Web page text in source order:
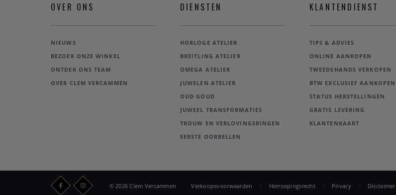
OVER ONS
NIEUWS
BEZOEK ONZE WINKEL
ONTDEK ONS TEAM
OVER CLEM VERCAMMEN
DIENSTEN
HORLOGE ATELIER
BREITLING ATELIER
OMEGA ATELIER
JUWELEN ATELIER
OUD GOUD
JUWEEL TRANSFORMATIES
TROUW EN VERLOVINGSRINGEN
EERSTE OORBELLEN
KLANTENDIENST
TIPS & ADVIES
ONLINE AANKOPEN
TWEEDEHANDS VERKOPEN
BTW EXCLUSIEF AANKOPEN
STATUS HERSTELLINGEN
GRATIS LEVERING
KLANTENKAART
© 2026 Clem Vercammen Verkoopsvoorwaarden Herroepingsrecht Privacy Disclaimer